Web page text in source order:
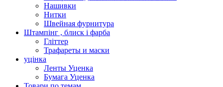
Нашивки
Нитки
Швейная фурнитура
Штампінг , блиск і фарба
Гліттер
Трафареты и маски
уцінка
Ленты Уценка
Бумага Уценка